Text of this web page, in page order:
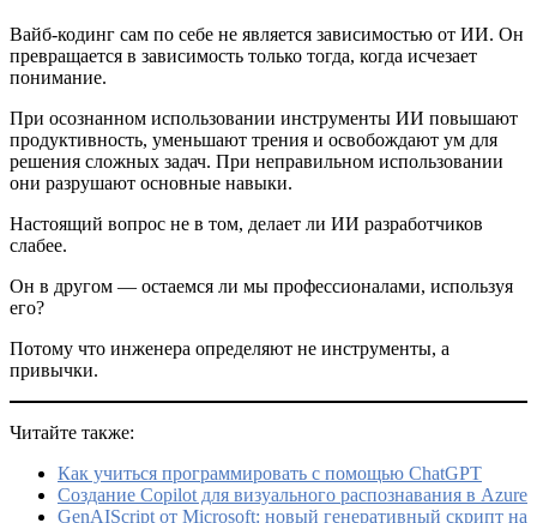
Вайб-кодинг сам по себе не является зависимостью от ИИ. Он
превращается в зависимость только тогда, когда исчезает
понимание.
При осознанном использовании инструменты ИИ повышают
продуктивность, уменьшают трения и освобождают ум для
решения сложных задач. При неправильном использовании
они разрушают основные навыки.
Настоящий вопрос не в том, делает ли ИИ разработчиков
слабее.
Он в другом — остаемся ли мы профессионалами, используя
его?
Потому что инженера определяют не инструменты, а
привычки.
Читайте также:
Как учиться программировать с помощью ChatGPT
Создание Copilot для визуального распознавания в Azure
GenAIScript от Microsoft: новый генеративный скрипт на